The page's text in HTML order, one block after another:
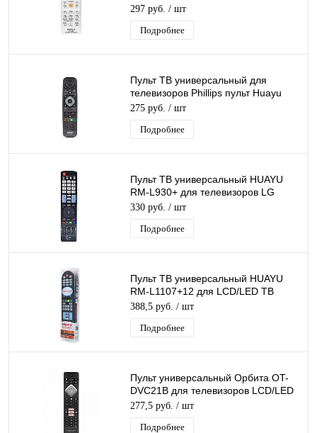
Универсальный пульт для
кондиционеров
297 руб. / шт
Подробнее
Пульт ТВ универсальный для
телевизоров Phillips пульт Huayu
RM-L1125+
275 руб. / шт
Подробнее
Пульт ТВ универсальный HUAYU
RM-L930+ для телевизоров LG
LCD/LED корпус AKB72914293 3D
330 руб. / шт
Подробнее
Пульт ТВ универсальный HUAYU
RM-L1107+12 для LCD/LED ТВ
Заменяет огромное кол-во пультов
телевизоров
388,5 руб. / шт
Подробнее
Пульт универсальный Орбита OT-
DVC21B для телевизоров LCD/LED
Philips
277,5 руб. / шт
Подробнее